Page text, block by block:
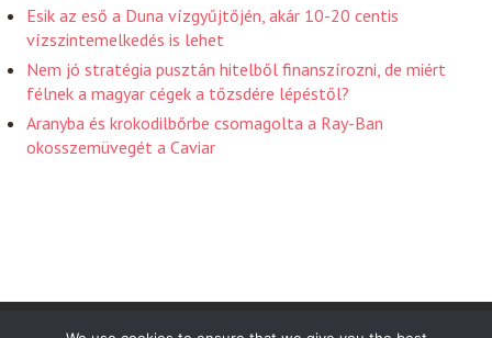
Esik az eső a Duna vízgyűjtőjén, akár 10-20 centis
vízszintemelkedés is lehet
Nem jó stratégia pusztán hitelből finanszírozni, de miért
félnek a magyar cégek a tőzsdére lépéstől?
Aranyba és krokodilbőrbe csomagolta a Ray-Ban
okosszemüvegét a Caviar
Friss Hirek 2026 . Powered by WordPress